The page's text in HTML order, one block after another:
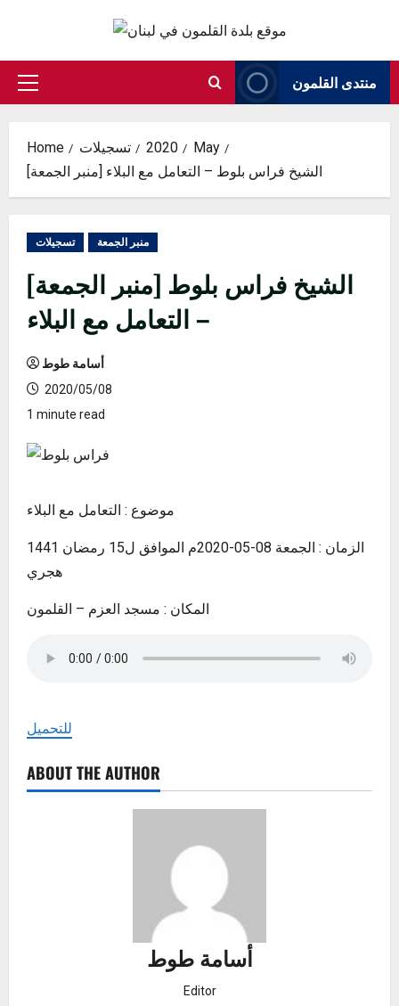
content
Primary
منتدى القلمون
Home تسجيلات 2020
May
[منبر الجمعة] الشيخ فراس بلوط – التعامل مع البلاء
تسجيلات منبر الجمعة
[منبر الجمعة] الشيخ فراس بلوط
– التعامل مع البلاء
أسامة طوط
2020/05/08
1 minute read
موضوع : التعامل مع البلاء
الزمان : الجمعة 08-05-2020م الموافق ل15 رمضان 1441
هجري
المكان : مسجد العزم – القلمون
للتحميل
ABOUT THE AUTHOR
أسامة طوط
Editor